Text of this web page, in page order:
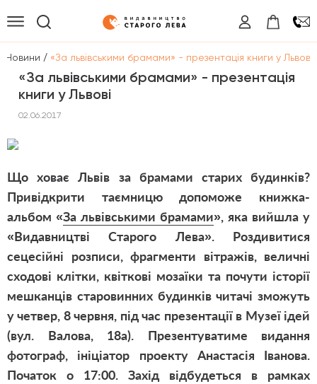
Новини / «За львівськими брамами» - презентація книги у Львові
«За львівськими брамами» - презентація
книги у Львові
02.06.2017
Що ховає Львів за брамами старих будинків?
Привідкрити таємницю допоможе книжка-
альбом «За львівськими брамами», яка вийшла у
«Видавництві Старого Лева». Роздивитися
сецесійні розписи, фрагменти вітражів, величні
сходові клітки, квіткові мозаїки та почути історії
мешканців старовинних будинків читачі зможуть
у четвер, 8 червня, під час презентації в Музеї ідей
(вул. Валова, 18а). Презентуватиме видання
фотограф, ініціатор проекту Анастасія Іванова.
Початок о 17:00. Захід відбудеться в рамках